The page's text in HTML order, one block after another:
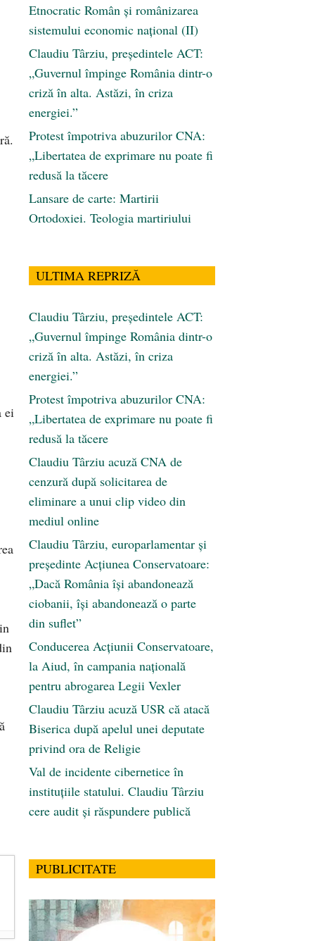
ei
Etnocratic Român şi românizarea
sistemului economic naţional (II)
Claudiu Târziu, președintele ACT:
„Guvernul împinge România dintr-o
criză în alta. Astăzi, în criza
energiei.”
Protest împotriva abuzurilor CNA:
„Libertatea de exprimare nu poate fi
redusă la tăcere
Lansare de carte: Martirii
Ortodoxiei. Teologia martiriului
ULTIMA REPRIZĂ
Claudiu Târziu, președintele ACT:
„Guvernul împinge România dintr-o
criză în alta. Astăzi, în criza
energiei.”
Protest împotriva abuzurilor CNA:
„Libertatea de exprimare nu poate fi
redusă la tăcere
Claudiu Târziu acuză CNA de
cenzură după solicitarea de
eliminare a unui clip video din
mediul online
Claudiu Târziu, europarlamentar și
președinte Acțiunea Conservatoare:
„Dacă România își abandonează
ciobanii, își abandonează o parte
din suflet”
Conducerea Acțiunii Conservatoare,
la Aiud, în campania națională
pentru abrogarea Legii Vexler
Claudiu Târziu acuză USR că atacă
Biserica după apelul unei deputate
privind ora de Religie
Val de incidente cibernetice în
instituțiile statului. Claudiu Târziu
cere audit și răspundere publică
PUBLICITATE